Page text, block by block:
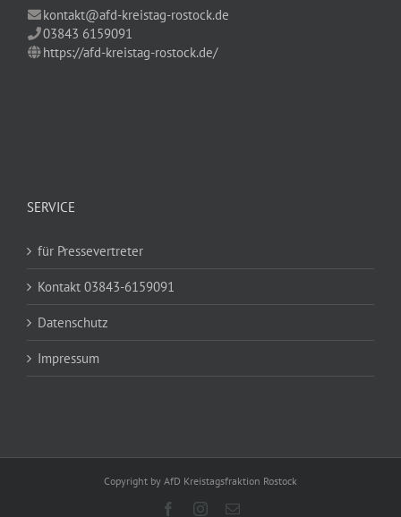
kontakt@afd-kreistag-rostock.de
03843 6159091
https://afd-kreistag-rostock.de/
SERVICE
für Pressevertreter
Kontakt 03843-6159091
Datenschutz
Impressum
Copyright by AfD Kreistagsfraktion Rostock
FacebookInstagram
E-